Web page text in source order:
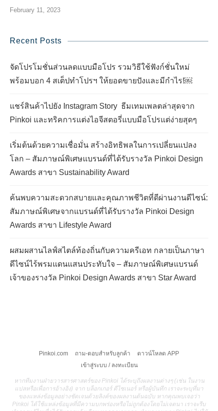
February 11, 2023
Recent Posts
จัดโปรโมชั่นส่วนลดแบบมือโปร รวมวิธีใช้ฟังก์ชั่นใหม่
พร้อมบอก 4 สเต็ปทำโปรฯ ให้ยอดขายปังและมีกำไร!￼
แชร์สินค้าไปยัง Instagram Story ธีมเทมเพลตล่าสุดจาก
Pinkoi และทริคการแต่งไอจีสตอรี่แบบมือโปรแต่ง่ายสุดๆ
เริ่มต้นด้วยความเชื่อมั่น สร้างอิทธิพลในการเปลี่ยนแปลง
โลก – สัมภาษณ์พิเศษแบรนด์ที่ได้รับรางวัล Pinkoi Design
Awards สาขา Sustainability Award
ค้นพบความสะดวกสบายและคุณภาพชีวิตที่ดีผ่านงานดีไซน์:
สัมภาษณ์พิเศษจากแบรนด์ที่ได้รับรางวัล Pinkoi Design
Awards สาขา Lifestyle Award
ผสมผสานไลฟ์สไตล์ท้องถิ่นกับความครีเอท กลายเป็นภาษา
ดีไซน์ไร้พรมแดนแสนประทับใจ – สัมภาษณ์พิเศษแบรนด์
เจ้าของรางวัล Pinkoi Design Awards สาขา Star Award
Pinkoi.com ถาม-ตอบสำหรับลูกค้า
ดาวน์โหลด APP
เข้าสู่ระบบ / ลงทะเบียน
หากทีมงานฝ่ายวารสารศาสตร์ของ Pinkoi ได้ระบุถึงผลงานต่างๆ (เช่น ในงาน
แปลหรือเพื่อการอ้างอิง) จาก บล็อกเกอร์ ดีไซเนอร์ หรือผู้บันทึก เราจะระบุที่มา
ของแหล่งข้อมูลอย่างชัดเจนด้วยลิงค์ของผลงานต้นฉบับ หากคุณพบเจอว่า
Pinkoi ได้ใช้แหล่งข้อมูลที่มีความบกพร่องหรือไม่ถูกต้องโดยไม่เจตนา เราจะรีบ